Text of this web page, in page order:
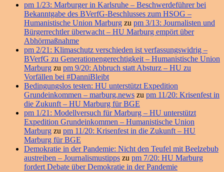
pm 1/23: Marburger in Karlsruhe – Beschwerdeführer bei
Bekanntgabe des BVerfG-Beschlusses zum HSOG –
Humanistische Union Marburg zu pm 3/13: Journalisten und
Bürgerrechtler überwacht – HU Marburg empört über
Abhörmaßnahme
pm 2/21: Klimaschutz verschieden ist verfassungswidrig –
BVerfG zu Generationengerechtigkeit – Humanistische Union
Marburg zu pm 9/20: Abbruch statt Absturz – HU zu
Vorfällen bei #DanniBleibt
Bedingungslos testen: HU unterstützt Expedition
Grundeinkommen – marburg.news zu pm 11/20: Krisenfest in
die Zukunft – HU Marburg für BGE
pm 1/21: Modellversuch für Marburg – HU unterstützt
Expedition Grundeinkommen – Humanistische Union
Marburg zu pm 11/20: Krisenfest in die Zukunft – HU
Marburg für BGE
Demokratie in der Pandemie: Nicht den Teufel mit Beelzebub
austreiben – Journalismustipps zu pm 7/20: HU Marburg
fordert Debate über Demokratie in der Pandemie